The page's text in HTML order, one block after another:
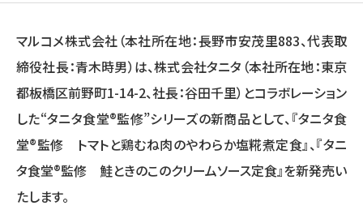
マルコメ株式会社（本社所在地：長野市安茂里883、代表取
締役社長：青木時男）は、株式会社タニタ（本社所在地：東京
都板橋区前野町1-14-2、社長：谷田千里）とコラボレーション
した“タニタ食堂®監修”シリーズの新商品として、『タニタ食
堂®監修 トマトと鶏むね肉のやわらか塩糀煮定食』、『タニ
タ食堂®監修 鮭ときのこのクリームソース定食』を新発売い
たします。